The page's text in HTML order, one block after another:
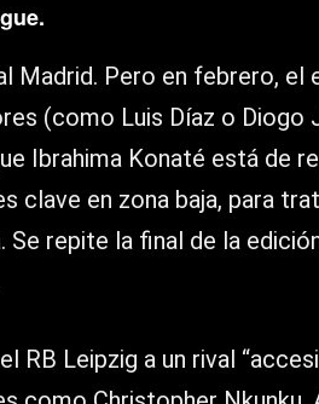
Madrid. Pero en febrero, el
(como Luis Díaz o Diogo
Ibrahima Konaté está de
clave en zona baja, para
Se repite la final de la
RB Leipzig a un rival